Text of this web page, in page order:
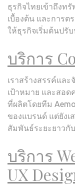
ธุรกิจไทยเข้าถึงท
เบื้องต้น และการต
ให้ธุรกิจเริ่มต้นปรับ
บริการ
เราสร้างสรรค์แล
เป้าหมาย และสอ
ที่ผลิตโดยทีม
ของแบรนด์ แต่ยังเ
สัมพันธ์ระยะยาวกั
บริการ
UX